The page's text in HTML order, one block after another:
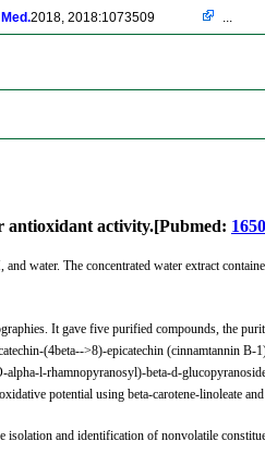
2018, 2018:1073509
...
antioxidant activity.[Pubmed:
water. The concentrated water extract
It gave five purified compounds, the
(4beta-->8)-epicatechin (cinnamtannin
l-rhamnopyranosyl)-beta-d-
potential using beta-carotene-linoleate
and identification of nonvolatile